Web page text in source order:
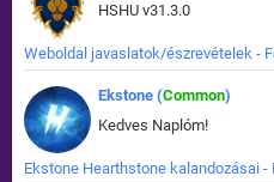
HSHU v31.3.0
Weboldal javaslatok/észrevételek -
Ekstone (Common)
Kedves Naplóm!
Ekstone Hearthstone kalandozásai -